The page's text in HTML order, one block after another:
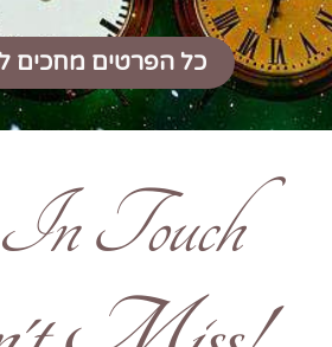
כל הפרטים מחכים
Touch